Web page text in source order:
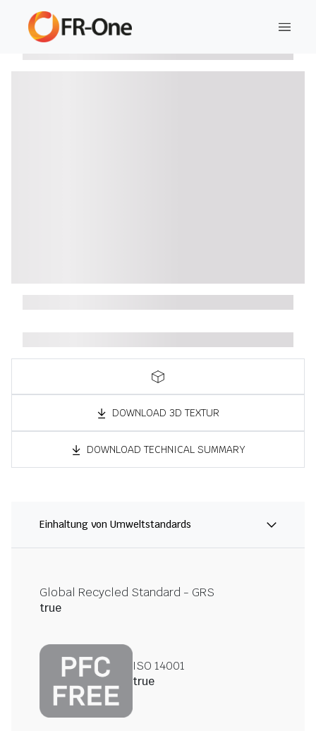
DOWNLOAD 3D TEXTUR
DOWNLOAD TECHNICAL SUMMARY
Einhaltung von Umweltstandards
Global Recycled Standard - GRS
true
ISO 14001
true